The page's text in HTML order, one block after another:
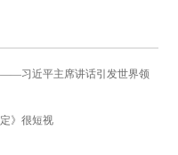
习近平主席讲话引发世界领
》很短视